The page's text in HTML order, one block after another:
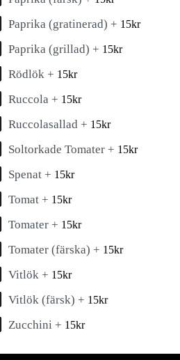
Paprika (gratinerad) + 15kr
Paprika (grillad) + 15kr
Rödlök + 15kr
Ruccola + 15kr
Ruccolasallad + 15kr
Soltorkade Tomater + 15kr
Spenat + 15kr
Tomat + 15kr
Tomater + 15kr
Tomater (färska) + 15kr
Vitlök + 15kr
Vitlök (färsk) + 15kr
Zucchini + 15kr